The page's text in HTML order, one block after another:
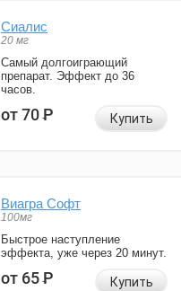
Сиалис
20 мг
Самый долгоиграющий
препарат. Эффект до 36
часов.
от 70Р Купить
Виагра Софт
100мг
Быстрое наступление
эффекта, уже через 20 минут.
от 65Р Купить